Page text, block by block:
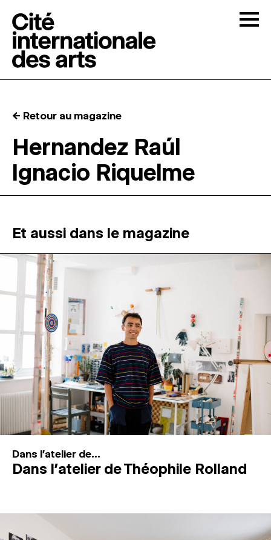
RÉSIDENCES ↓
MAGAZINE
ESPACES DE PRATIQUE ARTISTIQUE
Recherche
Connexion
↓
← Retour au magazine
Hernandez Raúl
Ignacio Riquelme
Et aussi dans le magazine
Dans l'atelier de...
Dans l’atelier de Théophile Rolland